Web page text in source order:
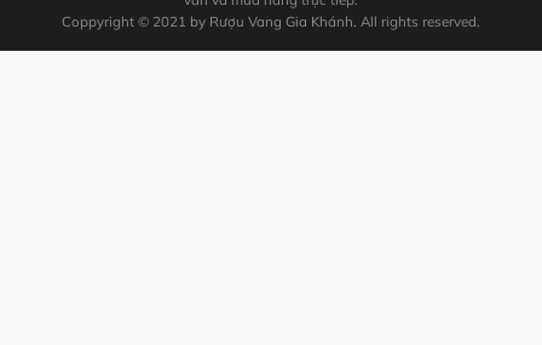
Coppyright © 2021 by Rượu Vang Gia Khánh. All rights reserved.